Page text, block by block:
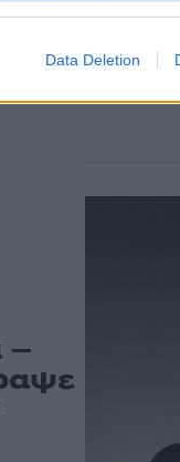
Data Deletion
Η Βρισηίδα
–